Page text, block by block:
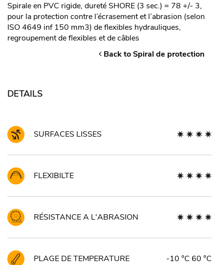
Spirale en PVC rigide, dureté SHORE (3 sec.) = 78 +/- 3,
pour la protection contre l’écrasement et l’abrasion (selon
ISO 4649 inf 150 mm3) de flexibles hydrauliques,
regroupement de flexibles et de câbles
Back to Spiral de protection
DETAILS
SURFACES LISSES
FLEXIBILTE
RÉSISTANCE A L'ABRASION
PLAGE DE TEMPERATURE -10 °C 60 °C